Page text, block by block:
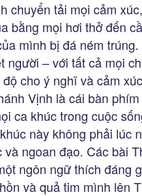
chuyển tải mọi cảm
bằng mọi hơi thở đến
mình bị đá ném
người – với tất cả mọi
cho ý nghĩ và cảm
Vịnh là cái bàn
ca khúc trong cuộc
này không phải lúc
và ngoan đạo. Các bài
ngôn ngữ thích đáng
và quả tim mình lên